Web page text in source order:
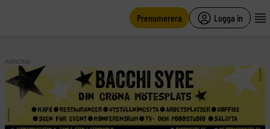
Prenumerera Logga in
ANNONS